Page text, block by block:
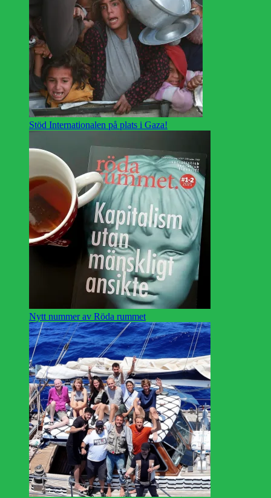
Stöd Internationalen på plats i Gaza!
Nytt nummer av Röda rummet